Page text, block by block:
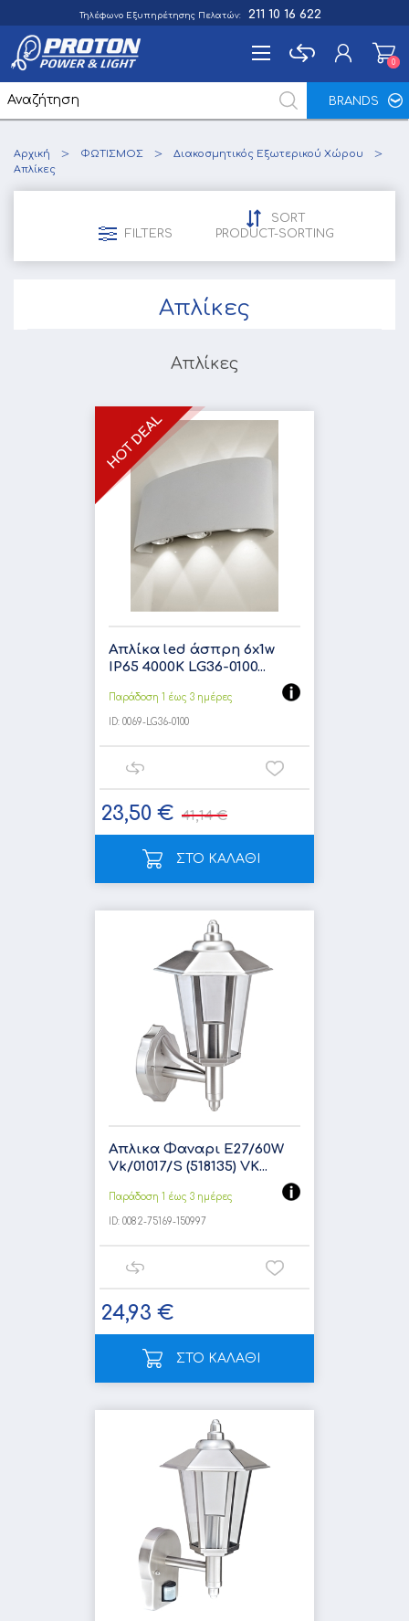
Τηλέφωνο Εξυπηρέτησης Πελατών: 211 10 16 622
BRANDS
Σύνδεση
00
Αρχική ΦΩΤΙΣΜΟΣ
Διακοσμητικός Εξωτερικού Χώρου
Απλίκες
FILTERS
SORT
PRODUCT-SORTING
Απλίκες
Απλίκες
Απλίκα led άσπρη 6x1w
IP65 4000K LG36-0100...
Παράδοση 1 έως 3 ημέρες
ID: 0069-LG36-0100
23,50 € 41,14 €
ΣΤΟ ΚΑΛΑΘΙ
Απλικα Φαναρι Ε27/60W
Vk/01017/S (518135) VK...
Παράδοση 1 έως 3 ημέρες
ID: 0082-75169-150997
24,93 €
ΣΤΟ ΚΑΛΑΘΙ